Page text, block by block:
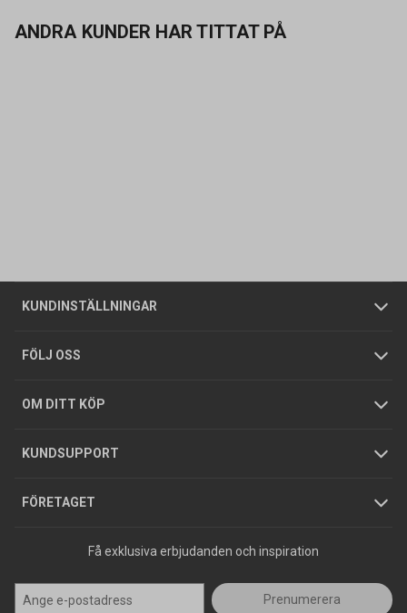
ANDRA KUNDER HAR TITTAT PÅ
KUNDINSTÄLLNINGAR
Företagskund / Privatkund
FÖLJ OSS
OM DITT KÖP
Allmänna försäljningsvillkor
Integritetspolicy
GDPR
KUNDSUPPORT
Butiker
Foldrar och kataloger
Köpguider
Varumärken
FÖRETAGET
Om oss
Tjänster
Hållbarhet
Jobba hos oss
Press
Få exklusiva erbjudanden och inspiration
Prenumerera